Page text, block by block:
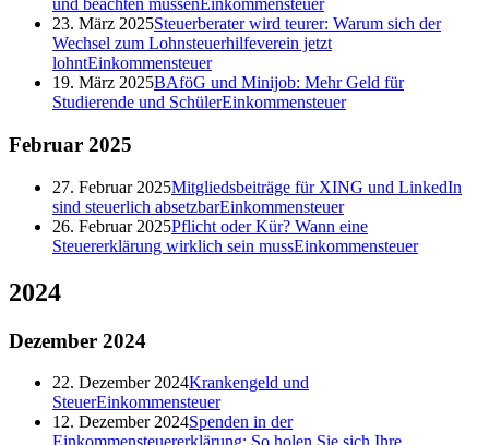
und beachten müssen Einkommensteuer
23. März 2025Steuerberater wird teurer: Warum sich der
Wechsel zum Lohnsteuerhilfeverein jetzt
lohntEinkommensteuer
19. März 2025BAföG und Minijob: Mehr Geld für
Studierende und SchülerEinkommensteuer
Februar 2025
27. Februar 2025Mitgliedsbeiträge für XING und LinkedIn
sind steuerlich absetzbarEinkommensteuer
26. Februar 2025Pflicht oder Kür? Wann eine
Steuererklärung wirklich sein mussEinkommensteuer
2024
Dezember 2024
22. Dezember 2024Krankengeld und
SteuerEinkommensteuer
12. Dezember 2024Spenden in der